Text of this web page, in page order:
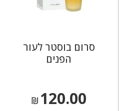
סרום בוסטר לעור
הפנים
₪ 120.00